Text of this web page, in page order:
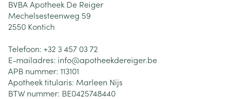
BVBA Apotheek De Reiger
Mechelsesteenweg 59
2550 Kontich
Telefoon: +32 3 457 03 72
E-mailadres: info@apotheekdereiger.be
APB nummer: 113101
Apotheek titularis: Marleen Nijs
BTW nummer: BE0425748440